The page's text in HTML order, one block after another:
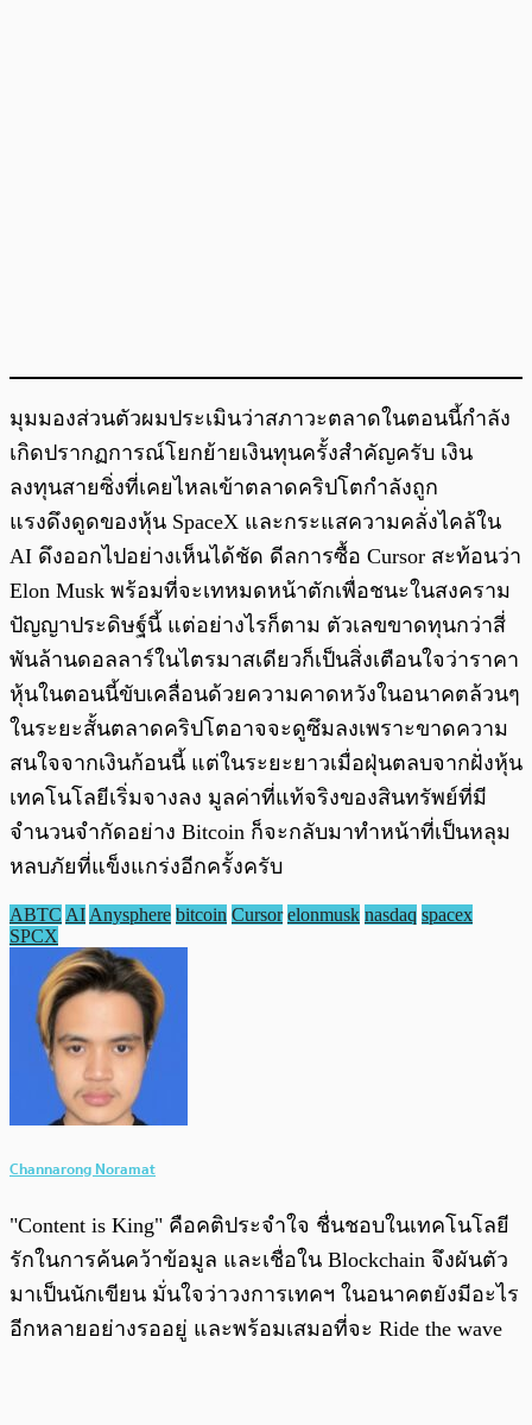
มุมมองส่วนตัวผมประเมินว่าสภาวะตลาดในตอนนี้กำลัง
เกิดปรากฏการณ์โยกย้ายเงินทุนครั้งสำคัญครับ เงิน
ลงทุนสายซิ่งที่เคยไหลเข้าตลาดคริปโตกำลังถูก
แรงดึงดูดของหุ้น SpaceX และกระแสความคลั่งไคล้ใน
AI ดึงออกไปอย่างเห็นได้ชัด ดีลการซื้อ Cursor สะท้อนว่า
Elon Musk พร้อมที่จะเทหมดหน้าตักเพื่อชนะในสงคราม
ปัญญาประดิษฐ์นี้ แต่อย่างไรก็ตาม ตัวเลขขาดทุนกว่าสี่
พันล้านดอลลาร์ในไตรมาสเดียวก็เป็นสิ่งเตือนใจว่าราคา
หุ้นในตอนนี้ขับเคลื่อนด้วยความคาดหวังในอนาคตล้วนๆ
ในระยะสั้นตลาดคริปโตอาจจะดูซึมลงเพราะขาดความ
สนใจจากเงินก้อนนี้ แต่ในระยะยาวเมื่อฝุ่นตลบจากฝั่งหุ้น
เทคโนโลยีเริ่มจางลง มูลค่าที่แท้จริงของสินทรัพย์ที่มี
จำนวนจำกัดอย่าง Bitcoin ก็จะกลับมาทำหน้าที่เป็นหลุม
หลบภัยที่แข็งแกร่งอีกครั้งครับ
ABTC AI Anysphere bitcoin Cursor elonmusk nasdaq spacex
SPCX
Channarong Noramat
"Content is King" คือคติประจำใจ ชื่นชอบในเทคโนโลยี
รักในการค้นคว้าข้อมูล และเชื่อใน Blockchain จึงผันตัว
มาเป็นนักเขียน มั่นใจว่าวงการเทคฯ ในอนาคตยังมีอะไร
อีกหลายอย่างรออยู่ และพร้อมเสมอที่จะ Ride the wave